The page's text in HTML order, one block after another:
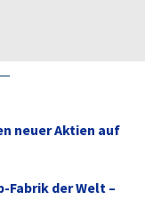
neuer Aktien auf
Fabrik der Welt –